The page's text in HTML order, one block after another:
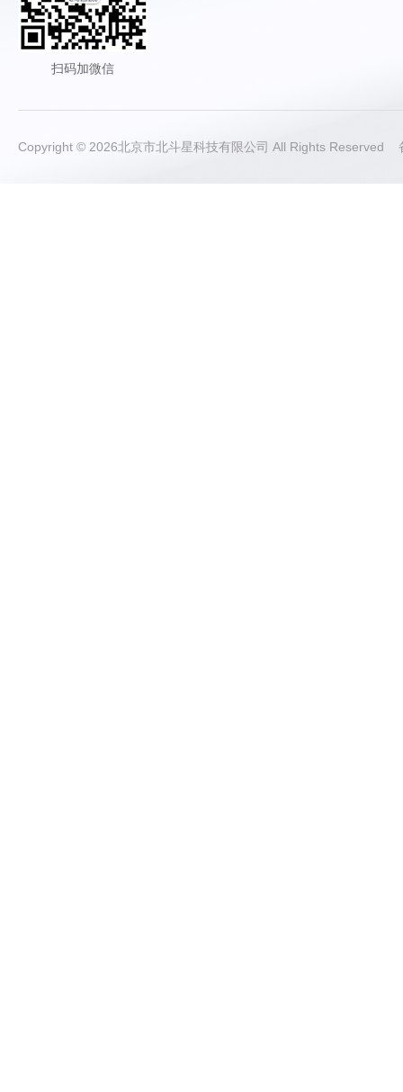
扫码加微信
Copyright © 2026北京市北斗星科技有限公司 All Rights Reserved